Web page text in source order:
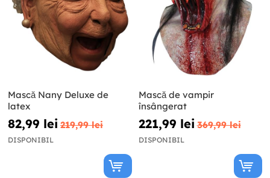
Mască Nany Deluxe de
latex
82,99 lei 219,99 lei
DISPONIBIL
Mască de vampir
însângerat
221,99 lei 369,99 lei
DISPONIBIL